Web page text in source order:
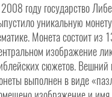
году государство
уникальную
Монета состоит из
изображение
сюжетов. Вешний
выполнен в виде